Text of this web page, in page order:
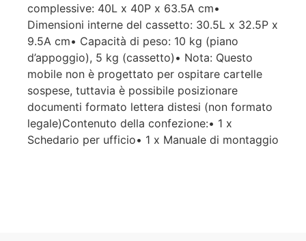
complessive: 40L x 40P x 63.5A cm•
Dimensioni interne del cassetto: 30.5L x 32.5P x
9.5A cm• Capacità di peso: 10 kg (piano
d’appoggio), 5 kg (cassetto)• Nota: Questo
mobile non è progettato per ospitare cartelle
sospese, tuttavia è possibile posizionare
documenti formato lettera distesi (non formato
legale)Contenuto della confezione:• 1 x
Schedario per ufficio• 1 x Manuale di montaggio